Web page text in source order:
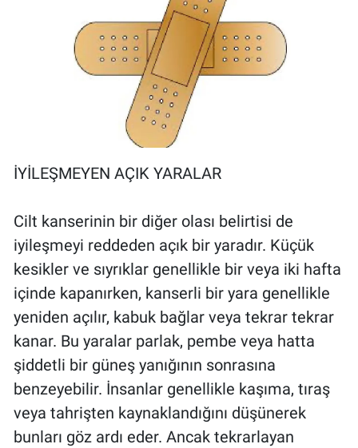
İYİLEŞMEYEN AÇIK YARALAR
Cilt kanserinin bir diğer olası belirtisi de
iyileşmeyi reddeden açık bir yaradır. Küçük
kesikler ve sıyrıklar genellikle bir veya iki hafta
içinde kapanırken, kanserli bir yara genellikle
yeniden açılır, kabuk bağlar veya tekrar tekrar
kanar. Bu yaralar parlak, pembe veya hatta
şiddetli bir güneş yanığının sonrasına
benzeyebilir. İnsanlar genellikle kaşıma, tıraş
veya tahrişten kaynaklandığını düşünerek
bunları göz ardı eder. Ancak tekrarlayan